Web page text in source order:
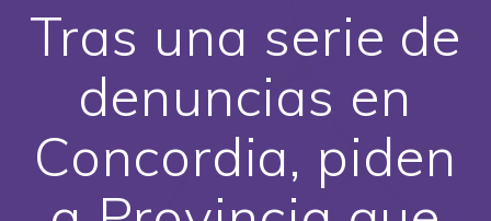
Tras una serie de
denuncias en
Concordia, piden